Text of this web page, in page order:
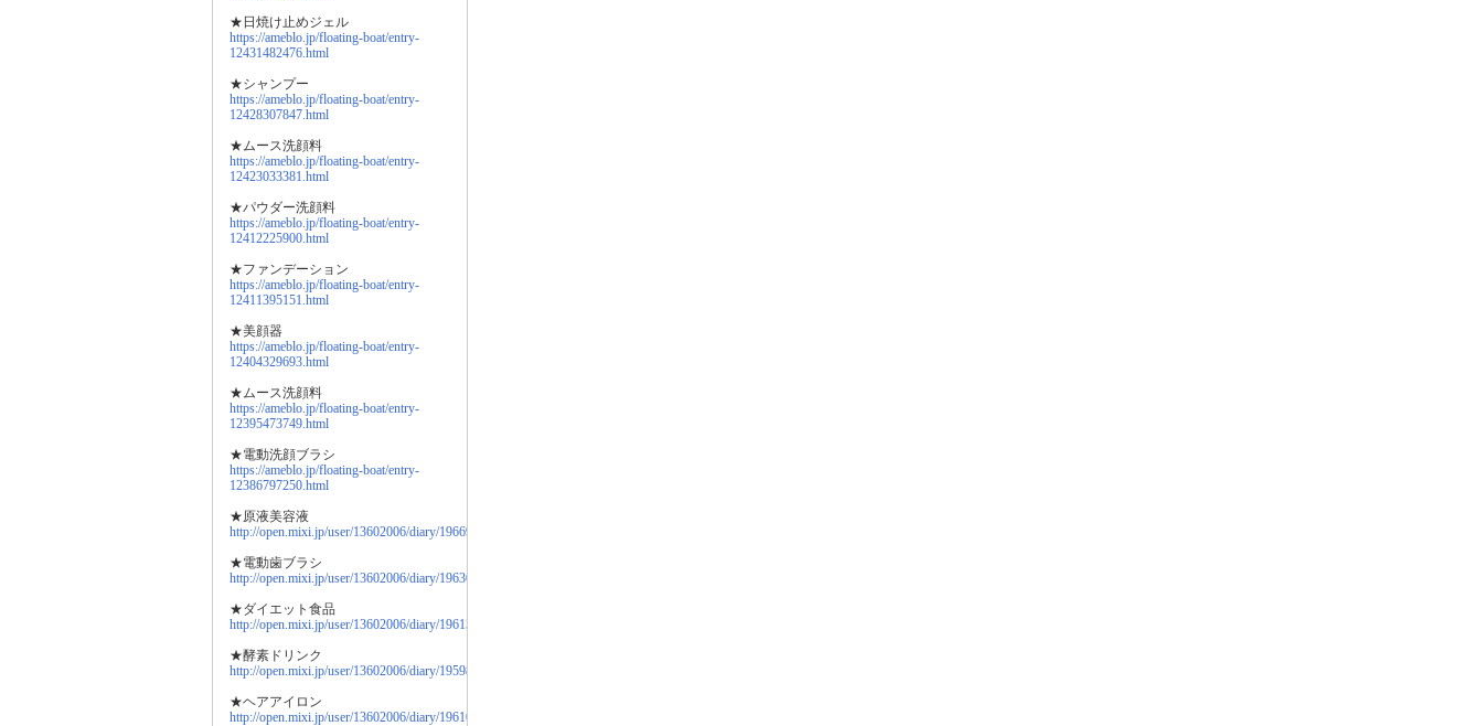
★日焼け止めジェル
https://ameblo.jp/floating-boat/entry-
12431482476.html
★シャンプー
https://ameblo.jp/floating-boat/entry-
12428307847.html
★ムース洗顔料
https://ameblo.jp/floating-boat/entry-
12423033381.html
★パウダー洗顔料
https://ameblo.jp/floating-boat/entry-
12412225900.html
★ファンデーション
https://ameblo.jp/floating-boat/entry-
12411395151.html
★美顔器
https://ameblo.jp/floating-boat/entry-
12404329693.html
★ムース洗顔料
https://ameblo.jp/floating-boat/entry-
12395473749.html
★電動洗顔ブラシ
https://ameblo.jp/floating-boat/entry-
12386797250.html
★原液美容液
http://open.mixi.jp/user/13602006/diary/1966994980
★電動歯ブラシ
http://open.mixi.jp/user/13602006/diary/1963071600
★ダイエット食品
http://open.mixi.jp/user/13602006/diary/1961300556
★酵素ドリンク
http://open.mixi.jp/user/13602006/diary/1959898000
★ヘアアイロン
http://open.mixi.jp/user/13602006/diary/1961066667